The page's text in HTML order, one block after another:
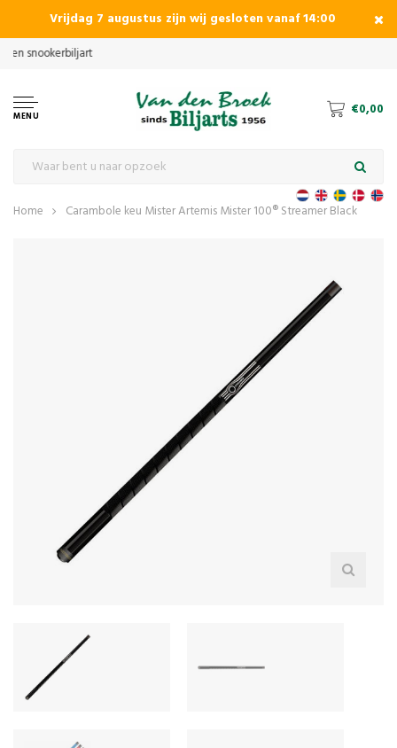
Vrijdag 7 augustus zijn wij gesloten vanaf 14:00
MENU €0,00
Home Carambole keu Mister Artemis Mister 100® Streamer Black